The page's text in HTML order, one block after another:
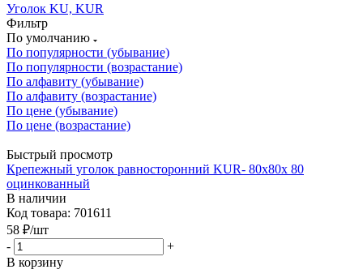
Уголок KU, KUR
Фильтр
По умолчанию
По популярности (убывание)
По популярности (возрастание)
По алфавиту (убывание)
По алфавиту (возрастание)
По цене (убывание)
По цене (возрастание)
Быстрый просмотр
Крепежный уголок равносторонний KUR- 80x80x 80
оцинкованный
В наличии
Код товара: 701611
58 ₽/шт
-
+
В корзину